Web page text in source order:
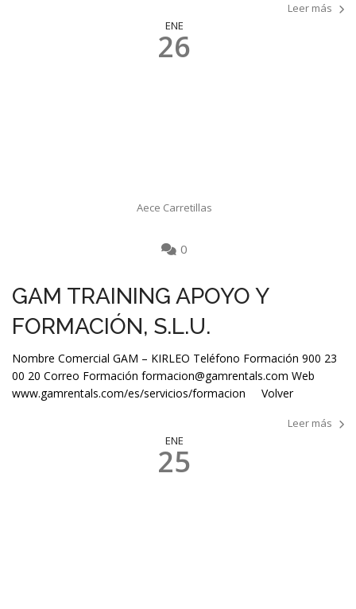
Leer más
ENE
26
Aece Carretillas
0
GAM TRAINING APOYO Y
FORMACIÓN, S.L.U.
Nombre Comercial GAM – KIRLEO Teléfono Formación 900 23
00 20 Correo Formación formacion@gamrentals.com Web
www.gamrentals.com/es/servicios/formacion Volver
Leer más
ENE
25